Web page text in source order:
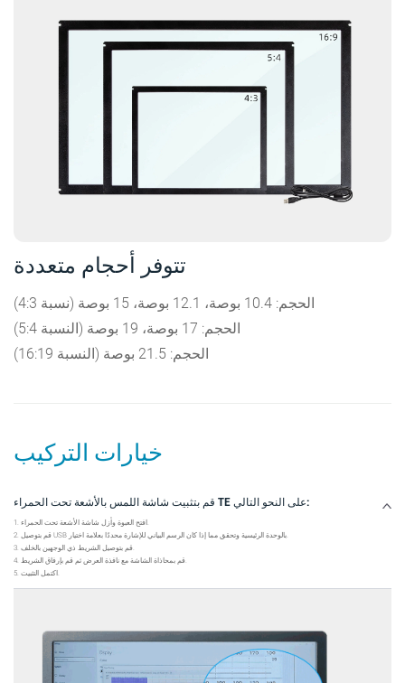
تتوفر أحجام متعددة
(نسبة 4:3) الحجم: 10.4 بوصة، 12.1 بوصة، 15 بوصة
(النسبة 5:4) الحجم: 17 بوصة، 19 بوصة
(النسبة 16:19) الحجم: 21.5 بوصة
خيارات التركيب
قم بتثبيت شاشة اللمس بالأشعة تحت الحمراء TE على النحو التالي: